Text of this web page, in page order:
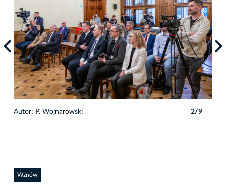
Autor: P. Wojnarowski 2/9
Wznów